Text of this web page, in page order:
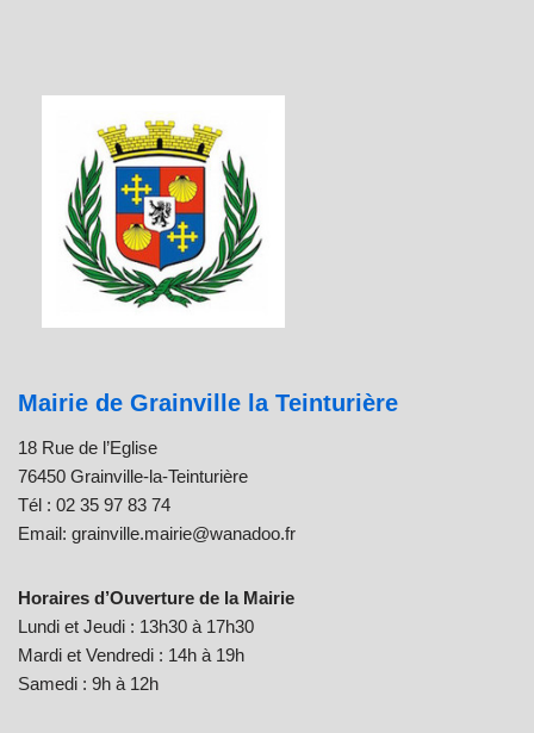
Mairie de Grainville la Teinturière
18 Rue de l’Eglise
76450 Grainville-la-Teinturière
Tél : 02 35 97 83 74
Email: grainville.mairie@wanadoo.fr
Horaires d’Ouverture de la Mairie
Lundi et Jeudi : 13h30 à 17h30
Mardi et Vendredi : 14h à 19h
Samedi : 9h à 12h